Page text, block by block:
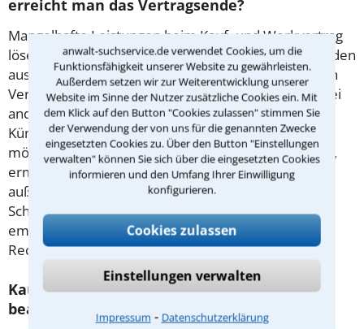
anwalt-suchservice.de verwendet Cookies, um die
Funktionsfähigkeit unserer Website zu gewährleisten.
Außerdem setzen wir zur Weiterentwicklung unserer
Website im Sinne der Nutzer zusätzliche Cookies ein. Mit
dem Klick auf den Button "Cookies zulassen" stimmen Sie
der Verwendung der von uns für die genannten Zwecke
eingesetzten Cookies zu. Über den Button "Einstellungen
verwalten" können Sie sich über die eingesetzten Cookies
informieren und den Umfang Ihrer Einwilligung
konfigurieren.
Cookies zulassen
Einstellungen verwalten
Impressum ⁃ Datenschutzerklärung
erreicht man das Vertragsende?
Mangelhafte Leistungen beim Kauf- und Werkvertrag
lösen unter Umständen ein Rücktrittsrecht des Kunden
aus. Beim Zeitmietvertrag und ähnlichen befristeten
Verträgen ist keine reguläreKündigungmöglich. Bei
anderen Verträgen ist eine Kündigung mit einer
Kündigungsfrist unter gewissen Voraussetzungen
möglich. Ist das Vertragsverhältnis ernsthaft gestört,
ermöglicht das Gesetz bei allen Verträgen eine
außerordentliche Kündigung ohne Frist. Welche
Schritte sich zur Beendigung Ihres Vertrages
empfehlen, erläutert Ihnen ein erfahrener
Rechtsanwalt für Vertragsrecht in Freilassing.
Kaufvertrag: Was gibt es beim Abschluss zu
beachten?